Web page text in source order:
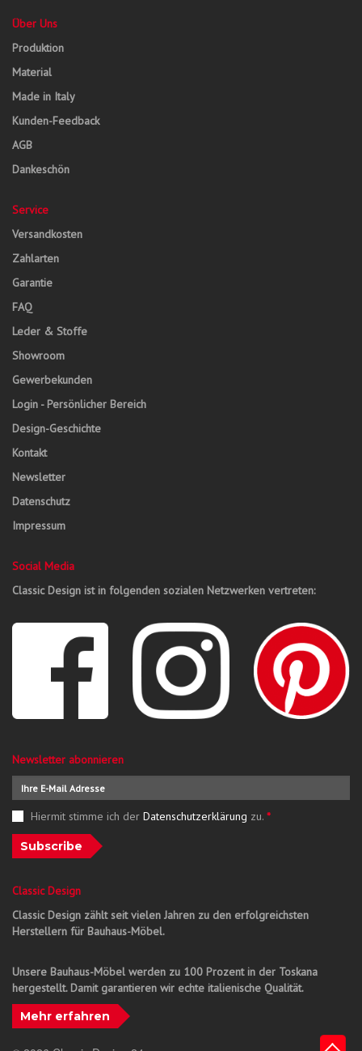
Über Uns
Produktion
Material
Made in Italy
Kunden-Feedback
AGB
Dankeschön
Service
Versandkosten
Zahlarten
Garantie
FAQ
Leder & Stoffe
Showroom
Gewerbekunden
Login - Persönlicher Bereich
Design-Geschichte
Kontakt
Newsletter
Datenschutz
Impressum
Social Media
Classic Design ist in folgenden sozialen Netzwerken vertreten:
Newsletter abonnieren
Hiermit stimme ich der Datenschutzerklärung zu. *
Subscribe
Classic Design
Classic Design zählt seit vielen Jahren zu den erfolgreichsten
Herstellern für Bauhaus-Möbel.
Unsere Bauhaus-Möbel werden zu 100 Prozent in der Toskana
hergestellt. Damit garantieren wir echte italienische Qualität.
Mehr erfahren